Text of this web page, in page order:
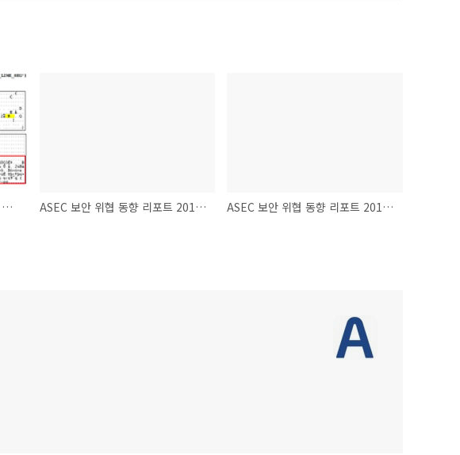
APT 공격 - 새로운 "Kimsuky" 악성코드 등장 ASEC 보안 위협 동향 리포트 2013 Vol.47 발간 ASEC 보안 위협 동향 리포트 2013 Vol.46 발간